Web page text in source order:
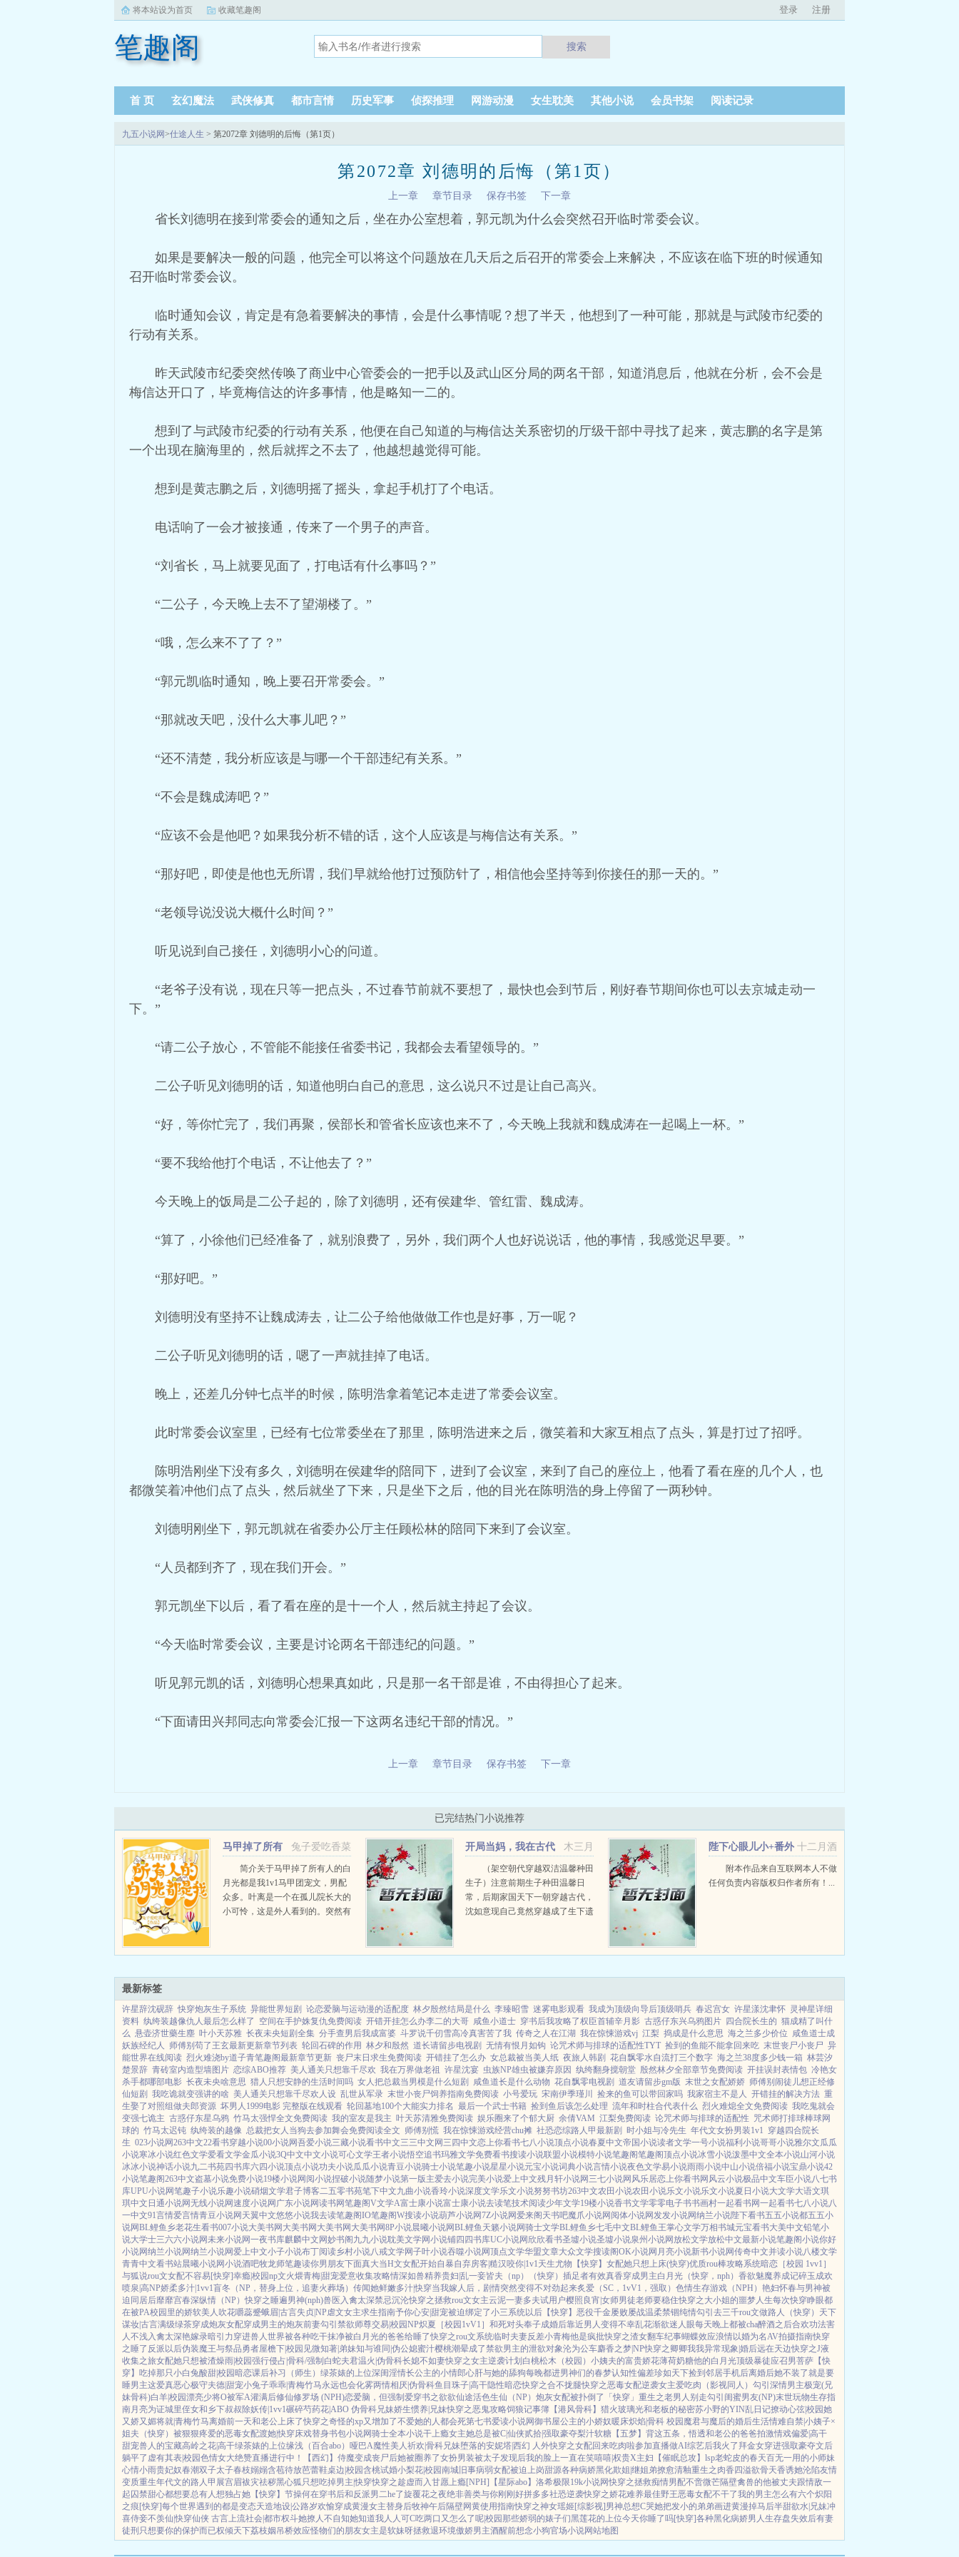
将本站设为首页 收藏笔趣阁 登录 注册
笔趣阁 搜索
首 页 玄幻魔法 武侠修真 都市言情 历史军事 侦探推理 网游动漫 女生耽美 其他小说 会员书架 阅读记录
九五小说网>仕途人生 > 第2072章 刘德明的后悔（第1页）
第2072章 刘德明的后悔（第1页）
上一章 章节目录 保存书签 下一章
省长刘德明在接到常委会的通知之后，坐在办公室想着，郭元凯为什么会突然召开临时常委会议。
如果是要解决一般的问题，他完全可以将这个问题放在几天后之后召开的常委会上来解决，不应该在临下班的时候通知
召开临时常委会议。
临时通知会议，肯定是有急着要解决的事情，会是什么事情呢？想了半天，他想到了一种可能，那就是与武陵市纪委的
行动有关系。
昨天武陵市纪委突然传唤了商业中心管委会的一把手以及武山区分局的两名干部，知道消息后，他就在分析，会不会是
梅信达开口了，毕竟梅信达的许多事情，他是略知一二的。
想到了与武陵市纪委的行动有关系，他便在自己知道的与梅信达关系密切的厅级干部中寻找了起来，黄志鹏的名字是第
一个出现在脑海里的，然后就挥之不去了，他越想越觉得可能。
想到是黄志鹏之后，刘德明摇了摇头，拿起手机打了个电话。
电话响了一会才被接通，传来了一个男子的声音。
“刘省长，马上就要见面了，打电话有什么事吗？”
“二公子，今天晚上去不了望湖楼了。”
“哦，怎么来不了了？”
“郭元凯临时通知，晚上要召开常委会。”
“那就改天吧，没什么大事儿吧？”
“还不清楚，我分析应该是与哪一个干部违纪有关系。”
“不会是魏成涛吧？”
“应该不会是他吧？如果我分析不错的话，这个人应该是与梅信达有关系。”
“那好吧，即使是他也无所谓，我们早就给他打过预防针了，相信他会坚持等到你接任的那一天的。”
“老领导说没说大概什么时间？”
听见说到自己接任，刘德明小心的问道。
“老爷子没有说，现在只等一把点头，不过春节前就不要想了，最快也会到节后，刚好春节期间你也可以去京城走动一
下。”
“请二公子放心，不管能不能接任省委书记，我都会去看望领导的。”
二公子听见刘德明的话，知道他明白自己的意思，这么说只不过是让自己高兴。
“好，等你忙完了，我们再聚，侯部长和管省长应该也来不了，今天晚上我就和魏成涛在一起喝上一杯。”
“要不我给他打个电话，不让他去了？”
今天晚上的饭局是二公子起的，除了刘德明，还有侯建华、管红雷、魏成涛。
“算了，小徐他们已经准备了，就别浪费了，另外，我们两个人也好说说话，他的事情，我感觉迟早要。”
“那好吧。”
刘德明没有坚持不让魏成涛去，让二公子给他做做工作也是好事，万一呢？
二公子听见刘德明的话，嗯了一声就挂掉了电话。
晚上，还差几分钟七点半的时候，陈明浩拿着笔记本走进了常委会议室。
此时常委会议室里，已经有七位常委坐在了那里，陈明浩进来之后，微笑着和大家互相点了点头，算是打过了招呼。
陈明浩刚坐下没有多久，刘德明在侯建华的陪同下，进到了会议室，来到了自己的座位上，他看了看在座的几个人，也
都微笑着冲他们点了点头，然后就坐了下来，只是坐下之后，他的目光在陈明浩的身上停留了一两秒钟。
刘德明刚坐下，郭元凯就在省委办公厅主任顾松林的陪同下来到了会议室。
“人员都到齐了，现在我们开会。”
郭元凯坐下以后，看了看在座的是十一个人，然后就主持起了会议。
“今天临时常委会议，主要是讨论两名干部违纪的问题。”
听见郭元凯的话，刘德明心想果真如此，只是那一名干部是谁，不由得担心了起来。
“下面请田兴邦同志向常委会汇报一下这两名违纪干部的情况。”
上一章 章节目录 保存书签 下一章
已完结热门小说推荐
兔子爱吃香菜
马甲掉了所有
人的白月光都是我
简介关于马甲掉了所有人的白
月光都是我1v1马甲团宠文，男配
众多。叶离是一个在孤儿院长大的
小可怜，这是外人看到的。突然有
这十几年他们都认错了人，原来自
木三月
开局当妈，我在古代
（架空朝代穿越双洁温馨种田
生子）注意前期生子种田温馨日
常，后期家国天下一朝穿越古代，
沈如意现自己竟然穿越成了生下遗
所愿分家单过。没想到在自己有了
十二月酒
陛下心眼儿小+番外
附本作品来自互联网本人不做
任何负责内容版权归作者所有！...
最新标签
许星辞沈砚辞 快穿炮灰生子系统 异能世界短剧 论恋爱脑与运动漫的适配度 林夕殷然结局是什么 李臻昭雪 迷雾电影观看 我成为顶级向导后顶级哨兵 春迟宫女 许星漾沈聿怀 灵神星详细
资料 纨绔装越像仇人最后怎么样了 空间在手护姝复仇免费阅读 开错开挂怎么办李二的大哥 咸鱼小道士 穿书后我攻略了权臣首辅辛月影 古惑仔东兴乌鸦图片 四合院长生的 猫成精了叫什
么 悬壶济世藥生塵 叶小天苏雅 长夜未央短剧全集 分手查男后我成富婆 斗罗说千仞雪高冷真害苦了我 传奇之人在江湖 我在惊悚游戏vj 江梨 捣成是什么意思 海之兰多少价位 咸鱼道士成
妖族经纪人
师傅别苟了王玄最新更新章节列表 轮回石碑的作用 林夕和殷然 道长请留步电视剧 无情有恨月如钩 论咒术师与排球的适配性TYT 捡到的鱼能不能拿回来吃 末世丧尸小丧尸 异
能世界在线阅读 烈火难浇by道子青笔趣阁最新章节更新 丧尸末日求生免费阅读 开错挂了怎么办 女总裁被当美人纸 夜旅人韩剧 花自飘零水自流打三个数字 海之兰38度多少钱一箱 林芸汐
楚景辞 青砖室内造型墙图片 恋综ABO推荐 美人通关只想靠千尽欢 我在万界做老祖 许星沈宴 虫族NP雄虫被嫌弃原因 纨绔翻身搅朝堂 殷然林夕全部章节免费阅读 开挂误封表情包 冷艳女
杀手都哪部电影 长夜未央啥意思 猎人只想安静的生活时间吗 女人把总裁当男模是什么短剧 咸鱼道长是什么动物 花自飘零电视剧 道友请留步gm版 末世之女配娇娇 师傅别闹徒儿想正经修
仙短剧 我吃诡就变强讲的啥 美人通关只想靠千尽欢人设 乱世从军录 末世小丧尸饲养指南免费阅读 小号爱玩 宋南伊季瑾川 捡来的鱼可以带回家吗 我家宿主不是人 开错挂的解决方法 重
生娶了对照组做夫郎资源 坏男人1999电影 完整版在线观看 轮回墓地100个大能实力排名 最后一个武士书籍 捡到鱼后该怎么处理 流年和时柱合代表什么 烈火难熄全文免费阅读 我吃鬼就会
变强七诡主 古惑仔东星乌鸦 竹马太强悍全文免费阅读 我的室友是我主 叶天苏清雅免费阅读 娱乐圈来了个郁大厨 余倩VAM 江梨免费阅读 论咒术师与排球的适配性 咒术师打排球棒球网
球的 竹马太迟钝 纨绔装的越像 总裁把女人当狗去参加舞会免费阅读全文 师傅别慌 我在惊悚游戏经营chu摊 社恐恋综路人甲最新剧 时小姐与冷先生 年代文女扮男装1v1 穿越四合院长
生 023小说网263中文22看书穿越小说00小说网吾爱小说三藏小说看书中文三三中文网 三四中文恋上你看书七八小说顶点小说春夏中文帝国小说读者文学一号小说福利小说哥哥小说雅尔文瓜瓜
小说寒冰小说红色文学爱看文学金瓜小说3Q中文中文小说可心文学王者小说悟空追书玛雅文学免费看书搜读小说联盟小说模特小说笔趣阁笔趣阁顶点小说冰雪小说泼墨中文全本小说山河小说
冰冰小说神话小说九二书苑四书库六四小说顶点小说功夫小说瓜瓜小说青豆小说骑士小说笔趣小说星星小说元宝小说词典小说言情小说夜色文学易小说雨雨小说中山小说倍福小说宝鼎小说42
小说笔趣阁263中文盗墓小说免费小说19楼小说网阅小说捏破小说随梦小说第一版主爱去小说完美小说爱上中文残月轩小说网 三七小说网 风乐居恋上你看书网 风云小说极品中文车臣小说八七书
库UPU小说网笔趣子小说乐趣小说硝烟文学君子博客二五零书苑笔下中文九曲小说香玲小说深度文学乐文小说努努书坊263中文农田小说农田小说乐文小说乐文小说夏日小说大文学大语文琪
琪中文 日通小说网无线小说网速度小说网 广东小说网读书网笔趣阁V文学A富士康小说富士康小说去读笔技术阅读少年文学19楼小说香书文学零零电子书书画村一起看书网一起看书七八小说八
一中文91言情爱言情青豆小说网 天翼中文悠悠小说我去读笔趣阁IO笔趣阁W搜读小说葫芦小说网7Z小说网爱来阁 天书吧魔爪小说网 阅体小说网发发小说网纳兰小说陛下看书五五小说都五五小
说网BL鲤鱼乡老花生看书007小说大美书网 大美书网 大美书网 大美书网8P小说晨曦小说网BL鲤鱼 天籁小说网骑士文学BL鲤鱼乡七毛中文BL鲤鱼王掌心文学万相书城元宝看书大美中文铅笔小
说大学士三六六小说网未来小说网一夜书库麒麟中文网妙书阁 九九小说耽美文学网小说铺四四书库UC小说网 欣欣看书圣墟小说圣墟小说泉州小说网放松文学放松中文最新小说笔趣阁小说你好
小说网纳兰小说网纳兰小说网爱上中文小子小说布丁阅读乡村小说八戒文学网子叶小说吞噬小说网顶点文学华盟文章大众文学搜读阁OK小说网 月亮小说新书小说网传奇中文并读小说八楼文学
青青中文看书站晨曦小说网小说酒吧牧龙师笔趣读你男朋友下面真大当H文女配开始自暴自弃房客|糙汉咬你|1v1天生尤物【快穿】 女配她只想上床(快穿)优质rou棒攻略系统暗恋［校园 1vv1］
与狐说rou文女配不容易[快穿]幸瘾|校园np文火煨青梅|甜宠爱意收集攻略情深如兽精养贵妇|乱一妾皆夫（np） （快穿）插足者有效真香穿成男主白月光（快穿，nph） 香欲魅魔养成记碎玉成欢
喷泉|高NP娇柔多汁|1vv1盲冬（NP，替身上位，追妻火葬场） 传闻她鲜嫩多汁|快穿当我嫁人后，剧情突然变得不对劲起来炙爱（SC，1vV1，强取） 色情生存游戏（NPH） 艳妇怀春与男神被
迫同居后靡靡宫春深纵情（NP）快穿之睡遍男神(nph)兽医 入禽太深禁忌沉沦快穿之拯救rou文女主云泥一妻多夫试用户樱照良宵|女师男徒老师要稳住快穿之大小姐的噩梦人生每次快穿睁眼都
在被PA校园里的娇软美人 吹花嚼蕊蹙蛾眉|古言失贞|NP虐文女主求生指南予你心安|甜宠被迫绑定了小三系统以后【快穿】 恶役千金屡败屡战温柔禁锢纯情勾引 去三千rou文做路人（快穿） 天下
谋妆|古言满级绿茶穿成炮灰女配穿成男主的炮灰前妻勾引禁欲师尊交易|校园NP炽夏［校园1vV1］ 和死对头奉子成婚后靠近男人变得不幸乱花渐欲迷人眼每天晚上都被cha醉酒之后合欢功法害
人不浅入禽太深艳嫁录暗引力穿进兽人世界被各种吃干抹净被白月光的爸爸给睡了快穿之rou文系统临时夫妻反差小青梅他是疯批快穿之渣女翻车纪事蝴蝶效应浪情以婚为名AV拍摄指南快穿
之睡了反派以后伪装魔王与祭品勇者屋檐下|校园 见微知著|弟妹知与谁同|伪公媳蜜汁樱桃潮晕成了禁欲男主的泄欲对象沦为公车麝香之梦|NP快穿之卿卿我我异常现象|婚后远在天边快穿之J液
收集之旅女配她只想被渣燥雨|校园强行侵占|骨科/强制 白蛇夫君温火|伪骨科长媳不如妻快穿之女主逆袭计划 白桃松木（校园） 小姨夫的富贵娇花薄荷奶糖他的白月光顶级暴徒应召男菩萨 【快
穿】吃掉那只小白兔酸甜|校园暗恋课后补习（师生） 绿茶婊的上位深闺淫情长公主的小情郎心肝与她的舔狗每晚都进男神们的春梦认知性偏差珍如天下捡到邻居手机后离婚后她不装了就是要
睡男主这爱真恶心极守夫德|甜宠小兔子乖乖|青梅竹马永远也会化雾两情相厌|伪骨科鱼目珠子|高干隐性暗恋快穿之合不拢腿快穿之恶毒女配逆袭女主爱吃肉 （影视同人）勾引深情男主极宠(兄
妹骨科)白羊|校园漂亮少将O被军A灌满后修仙修罗场 (NPH)恋爱脑，但强制爱穿书之欲欲仙途活色生仙（NP） 炮灰女配被扑倒了「快穿」 重生之老男人别走勾引闺蜜男友(NP)末世玩物生存指
南月亮为证城里侄女和乡下叔叔除妖传|1vv1碾碎芍药花|ABO 伪骨科兄妹娇生惯养|兄妹快穿之恶鬼攻略饲狼记事簿 【港风骨科】猎火玻璃光和老板的秘密苏小野的YIN乱日记撩动心弦|校园她
又娇又媚将就|青梅竹马离婚前一天和老公上床了快穿之奇怪的xp又增加了不爱她的人都会死第七书爱读小说网御书屋公主的小娇奴暖床炽焰|骨科 校园 魔君与魔后的婚后生活情难自禁|小姨子×
姐夫 （快穿）被狠狠疼爱的恶毒女配渡她|快穿床戏替身书包小说网骑士全本小说干上瘾女主她总是被C|仙侠贰拾|强取豪夺梨汁软糖 【五梦】背这五条，悟透和老公的爸爸拍激情戏偏爱|高干
甜宠兽人的宝藏高岭之花|高干绿茶婊的上位缘浅（百合abo）哑巴A魔性美人祈欢|骨科兄妹堕落的安妮塔|西幻 人外快穿之女配回来吃肉啦参加直播做AI综艺后我火了 拜金女穿进强取豪夺文后
躺平了 虚有其表|校园色情女大绝赞直播进行中！ 【西幻】侍魔变成丧尸后她被圈养了女扮男装被太子发现后我的脸上一直在笑嘻嘻|权贵X主妇 【催眠总攻】lsp老蛇皮的春天百无一用的小师妹
心情小雨贵妃奴春潮双子太子春枝嫋嫋含苞待放芭蕾鞋桌边|校园含桃试婚小梨花|校园南城旧事病弱女配被迫上岗甜源各种病娇黑化欺姐|继姐弟撩愈清釉重生之肉香四溢欲骨天香诱她沦陷友情
变质重生年代文的路人甲 展宫眉袚灾祛秽黑心狐只想吃掉男主|快穿快穿之趁虚而入甘愿上瘾[NPH] 【星际abo】洛希极限19k小说网快穿之拯救痴情男配不啻微芒隔壁禽兽的他被丈夫跟情敌一
起囚禁甜心都想要总有人想独占她 【快穿】节操何在穿书后和反派男二he了旋覆花之夜绝非善类与你刚刚好拼多多社恐逆袭快穿之娇花难养最佳野王恶毒女配不干了我的男主怎么有六个炽阳
之痕 [快穿]每个世界遇到的都是变态天造地设|公路岁欢愉穿成黄漫女主替身后牧神午后隔壁网黄使用指南快穿之神女瑶姬[综影视]男神总想C哭她把发小的弟弟画进黄漫掉马后半甜欲水|兄妹冲
喜侍妾不羡仙|快穿仙侠 古言上流社会|都市权斗她撩人不自知她知道我人人可C吃两口又怎么了呢|校园那些娇弱的婊子们黑莲花的上位今天你睡了吗[快穿]各种黑化病娇男 人生存盘失效后有妻
徒刑 只想要你的保护而已权倾天下荔枝姻吊桥效应怪物们的朋友女主是软妹呀拯救退环境傲娇男主酒醒前想念小狗官场小说网站地图